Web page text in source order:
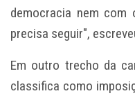
democracia nem com
precisa seguir",
Em outro trecho da
classifica como